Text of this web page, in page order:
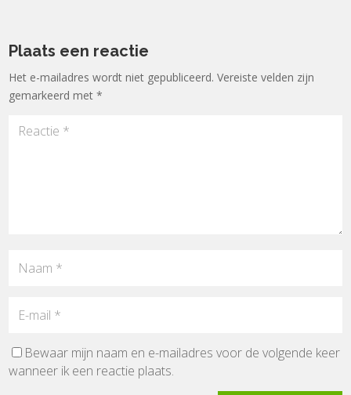
Plaats een reactie
Het e-mailadres wordt niet gepubliceerd. Vereiste velden zijn
gemarkeerd met*
Bewaar mijn naam en e-mailadres voor de volgende keer
wanneer ik een reactie plaats.